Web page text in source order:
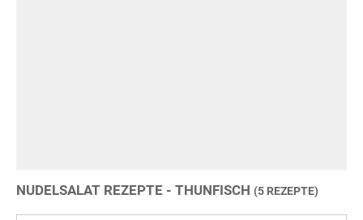
NUDELSALAT REZEPTE - THUNFISCH (5 REZEPTE)